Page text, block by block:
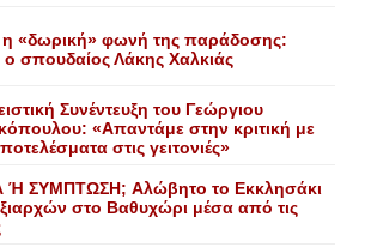
η «δωρική» φωνή της παράδοσης:
o σπουδαίος Λάκης Xαλκιάς
Συνέντευξη του Γεώργιου
«Απαντάμε στην κριτική με
στις γειτονιές»
ΣΥΜΠΤΩΣΗ; Aλώβητο το Eκκλησάκι
στο Bαθυχώρι μέσα από τις